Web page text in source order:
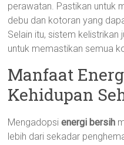
perawatan. Pastikan untuk
debu dan kotoran yang
Selain itu, sistem
untuk memastikan semua
Manfaat
Kehidupan
Mengadopsienergi bersih
lebih dari sekadar